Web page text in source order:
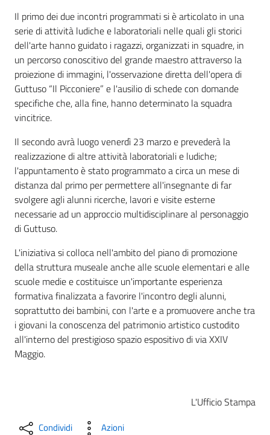
Il primo dei due incontri programmati si è articolato in una
serie di attività ludiche e laboratoriali nelle quali gli storici
dell'arte hanno guidato i ragazzi, organizzati in squadre, in
un percorso conoscitivo del grande maestro attraverso la
proiezione di immagini, l'osservazione diretta dell'opera di
Guttuso “Il Picconiere” e l'ausilio di schede con domande
specifiche che, alla fine, hanno determinato la squadra
vincitrice.
Il secondo avrà luogo venerdì 23 marzo e prevederà la
realizzazione di altre attività laboratoriali e ludiche;
l'appuntamento è stato programmato a circa un mese di
distanza dal primo per permettere all'insegnante di far
svolgere agli alunni ricerche, lavori e visite esterne
necessarie ad un approccio multidisciplinare al personaggio
di Guttuso.
L'iniziativa si colloca nell'ambito del piano di promozione
della struttura museale anche alle scuole elementari e alle
scuole medie e costituisce un'importante esperienza
formativa finalizzata a favorire l'incontro degli alunni,
soprattutto dei bambini, con l'arte e a promuovere anche tra
i giovani la conoscenza del patrimonio artistico custodito
all'interno del prestigioso spazio espositivo di via XXIV
Maggio.
L'Ufficio Stampa
Condividi Azioni